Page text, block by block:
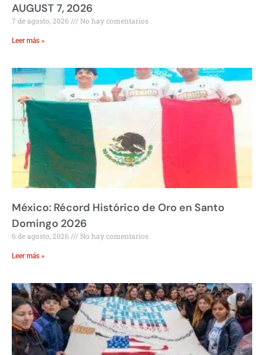
AUGUST 7, 2026
7 de agosto, 2026 No hay comentarios
Leer más »
México: Récord Histórico de Oro en Santo
Domingo 2026
6 de agosto, 2026 No hay comentarios
Leer más »